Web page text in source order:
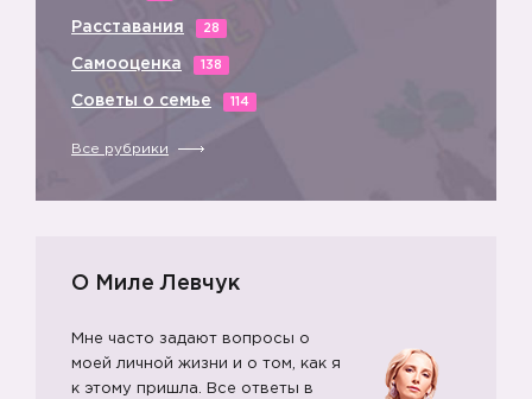
☝️
Расставания 28
Самооценка 138
Советы о семье 114
Все рубрики
О Миле Левчук
Мне часто задают вопросы о
моей личной жизни и о том, как я
к этому пришла. Все ответы в